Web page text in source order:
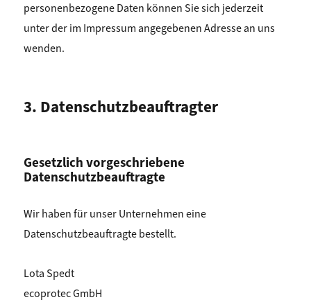
personenbezogene Daten können Sie sich jederzeit
unter der im Impressum angegebenen Adresse an uns
wenden.
3. Datenschutzbeauftragter
Gesetzlich vorgeschriebene
Datenschutzbeauftragte
Wir haben für unser Unternehmen eine
Datenschutzbeauftragte bestellt.
Lota Spedt
ecoprotec GmbH